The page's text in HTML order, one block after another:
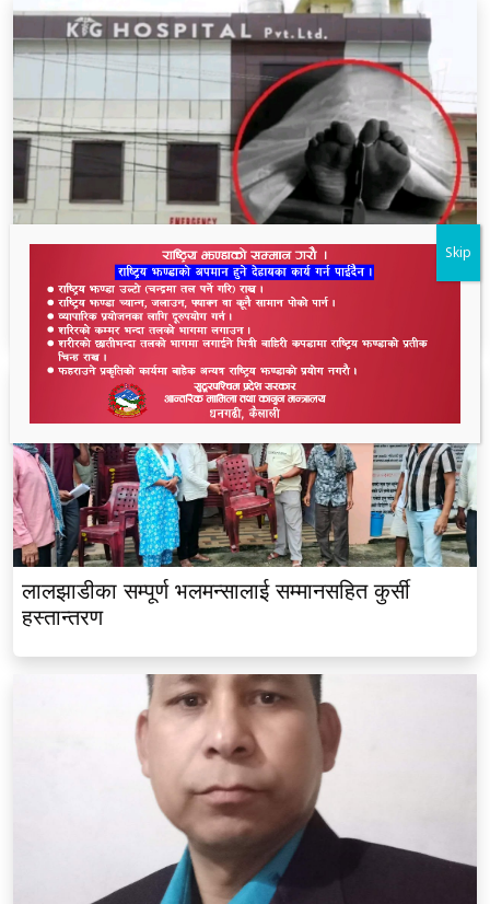
धनगढीको के जी अस्पतालमा मृत्यु प्रकरण: २२ लाखमा
केस रफादफा
लालझाडीका सम्पूर्ण भलमन्सालाई सम्मानसहित कुर्सी
हस्तान्तरण
Skip